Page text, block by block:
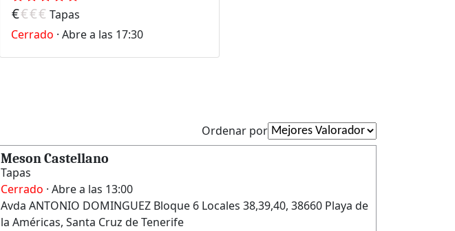
€€€€ Tapas
Cerrado · Abre a las 17:30
Ordenar por
Meson Castellano
Tapas
Cerrado · Abre a las 13:00
Avda ANTONIO DOMINGUEZ Bloque 6 Locales 38,39,40, 38660 Playa de
la Américas, Santa Cruz de Tenerife